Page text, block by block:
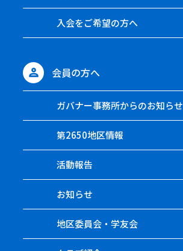
入会をご希望の方へ
会員の方へ
ガバナー事務所からのお知らせ
第2650地区情報
活動報告
お知らせ
地区委員会・学友会